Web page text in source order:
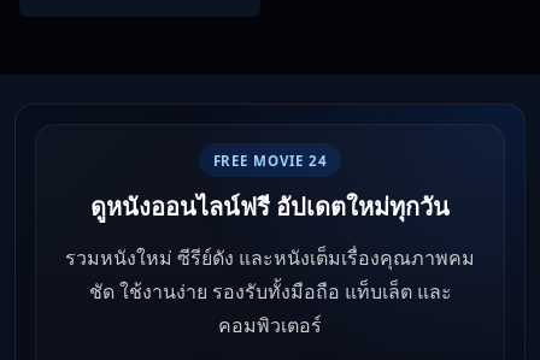
FREE MOVIE 24
ดูหนังออนไลน์ฟรี อัปเดตใหม่ทุกวัน
รวมหนังใหม่ ซีรีย์ดัง และหนังเต็มเรื่องคุณภาพคม
ชัด ใช้งานง่าย รองรับทั้งมือถือ แท็บเล็ต และ
คอมพิวเตอร์